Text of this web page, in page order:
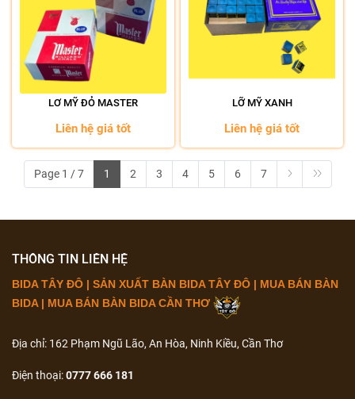
LƠ MỸ ĐỎ MASTER
Liên hệ giá tốt
LỠ MỸ XANH
Liên hệ giá tốt
Page 1 / 7 1 2 3 4 5 6 7
THÔNG TIN LIÊN HỆ
BIDA TÂY ĐÔ | SẢN XUẤT BÀN BIDA TÂY ĐÔ | MUA BÁN BÀN
BIDA | MUA BÁN BÀN BIDA CẦN THƠ
Địa chỉ: 162 Phạm Ngũ Lão, An Hòa, Ninh Kiều, Cần Thơ
Điện thoại:0777 666 181